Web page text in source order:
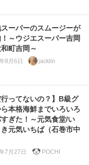
ーパーのスムージーが
～ウジエスーパー吉岡
町吉岡～
8月6日 jacklin
行ってないの？】B級グ
本格海鮮までいろいろ
ぎた！～元気食堂/い
き元気いちば（石巻市中
7月27日 POCHI